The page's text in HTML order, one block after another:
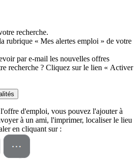
recherche.
rubrique « Mes alertes emploi » de votre
par e-mail les nouvelles offres
recherche ? Cliquez sur le lien « Activer
d'emploi, vous pouvez l'ajouter à
à un ami, l'imprimer, localiser le lieu
en cliquant sur :